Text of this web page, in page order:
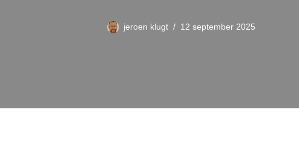
jeroen klugt 12 september 2025